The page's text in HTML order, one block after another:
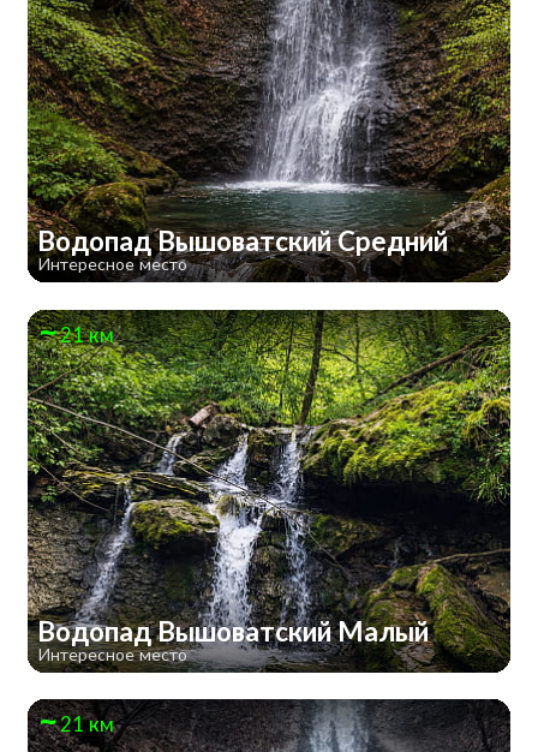
Водопад Вышоватский Средний
Интересное место
21 км
Водопад Вышоватский Малый
Интересное место
21 км